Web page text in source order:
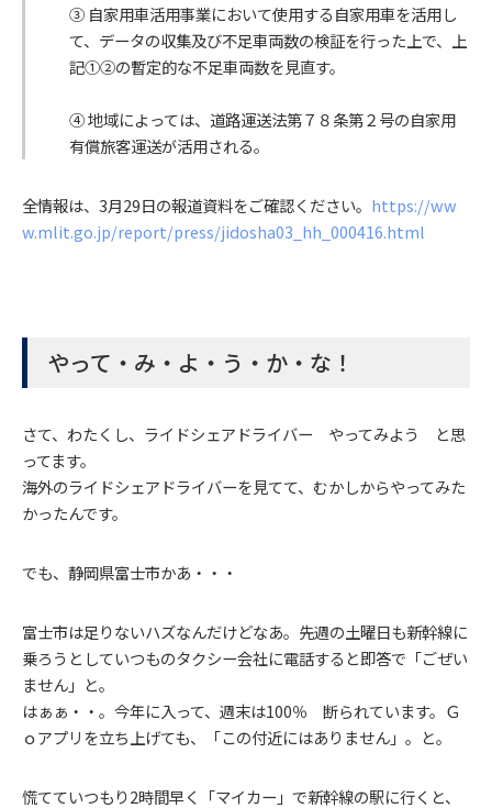
③ 自家用車活用事業において使用する自家用車を活用し
て、データの収集及び不足車両数の検証を行った上で、上
記①②の暫定的な不足車両数を見直す。
④ 地域によっては、道路運送法第７８条第２号の自家用
有償旅客運送が活用される。
全情報は、3月29日の報道資料をご確認ください。 https://ww
w.mlit.go.jp/report/press/jidosha03_hh_000416.html
やって・み・よ・う・か・な！
さて、わたくし、ライドシェアドライバー やってみよう と思
ってます。
海外のライドシェアドライバーを見てて、むかしからやってみた
かったんです。
でも、静岡県富士市かあ・・・
富士市は足りないハズなんだけどなあ。先週の土曜日も新幹線に
乗ろうとしていつものタクシー会社に電話すると即答で「ごぜい
ません」と。
はぁぁ・・。今年に入って、週末は100％ 断られています。Ｇ
ｏアプリを立ち上げても、「この付近にはありません」。と。
慌てていつもり2時間早く「マイカー」で新幹線の駅に行くと、